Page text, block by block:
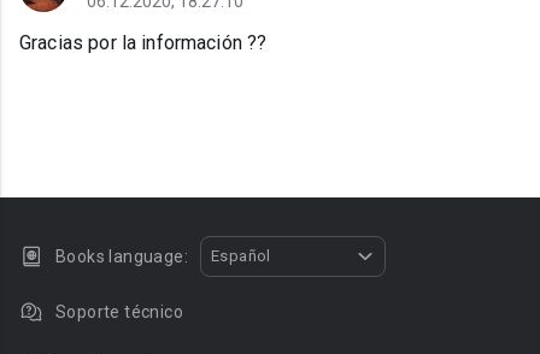
Gracias por la información ??
Books language: Español
Soporte técnico